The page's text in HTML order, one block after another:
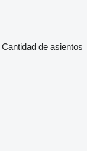
Cantidad de asientos